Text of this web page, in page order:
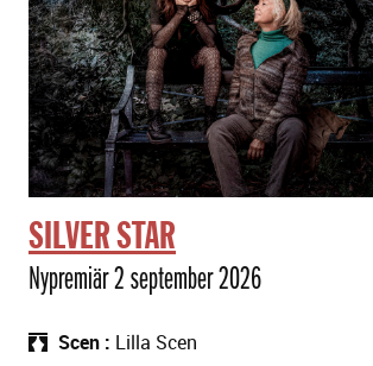
SILVER STAR
Nypremiär 2 september 2026
Scen Lilla Scen